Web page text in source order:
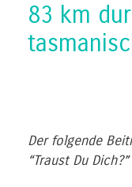
83 km
Der folgende
“Traust Du